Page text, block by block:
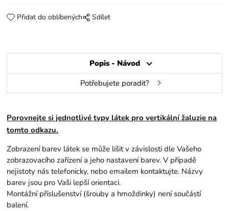
Přidat do oblíbených Sdílet
Popis - Návod
Potřebujete poradit?
Porovnejte si jednotlivé typy látek pro vertikální žaluzie na
tomto odkazu.
Zobrazení barev látek se může lišit v závislosti dle Vašeho
zobrazovacího zařízení a jeho nastavení barev. V případě
nejistoty nás telefonicky, nebo emailem kontaktujte. Názvy
barev jsou pro Vaši lepší orientaci.
Montážní příslušenství (šrouby a hmoždinky) není součástí
balení.